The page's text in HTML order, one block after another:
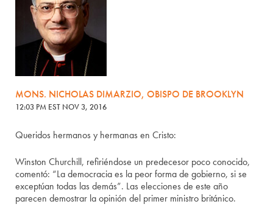
MONS. NICHOLAS DIMARZIO, OBISPO DE BROOKLYN
12:03 PM EST NOV 3, 2016
Queridos hermanos y hermanas en Cristo:
Winston Churchill, refiriéndose un predecesor poco conocido,
comentó: “La democracia es la peor forma de gobierno, si se
exceptúan todas las demás”. Las elecciones de este año
parecen demostrar la opinión del primer ministro británico.